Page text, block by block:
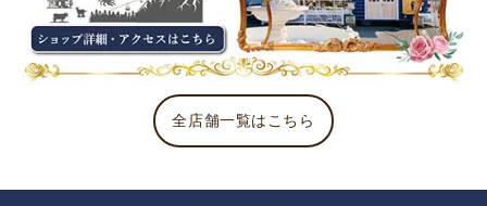
全店舗一覧はこちら